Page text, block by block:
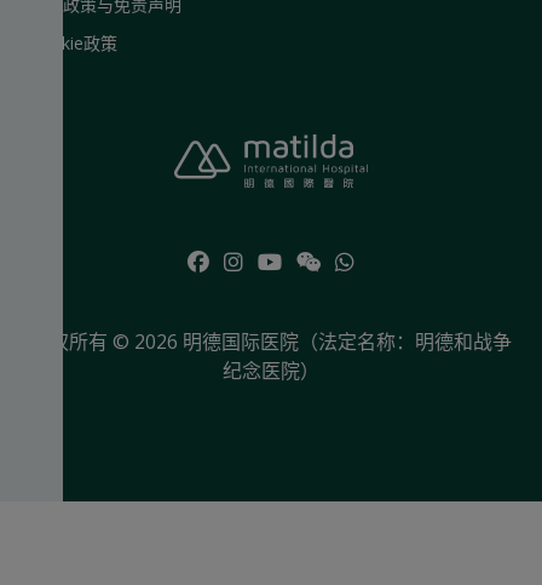
Cookie政策
版权所有 © 2026 明德国际医院（法定名称：明德和战争
纪念医院）